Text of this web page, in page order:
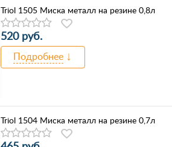
Triol 1505 Миска металл на резине 0,8л
520 руб.
Подробнее
Triol 1504 Миска металл на резине 0,7л